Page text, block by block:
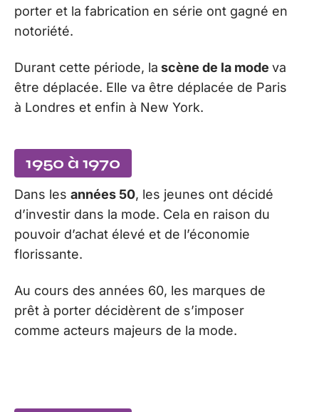
porter et la fabrication en série ont gagné en
notoriété.
Durant cette période, la scène de la mode va
être déplacée. Elle va être déplacée de Paris
à Londres et enfin à New York.
1950 à 1970
Dans les années 50, les jeunes ont décidé
d’investir dans la mode. Cela en raison du
pouvoir d’achat élevé et de l’économie
florissante.
Au cours des années 60, les marques de
prêt à porter décidèrent de s’imposer
comme acteurs majeurs de la mode.